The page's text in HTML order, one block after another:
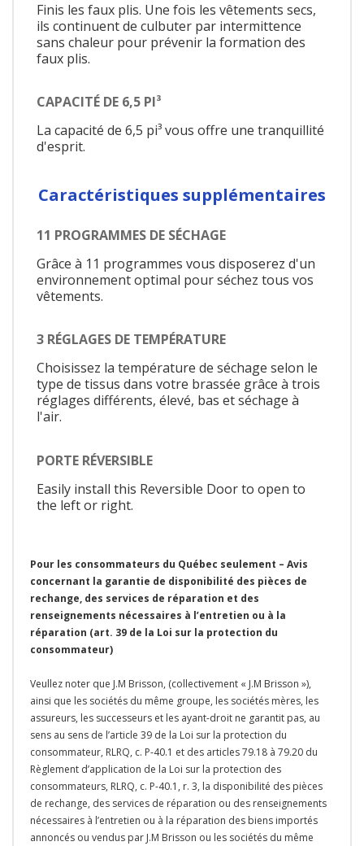
Finis les faux plis. Une fois les vêtements secs,
ils continuent de culbuter par intermittence
sans chaleur pour prévenir la formation des
faux plis.
CAPACITÉ DE 6,5 PI³
La capacité de 6,5 pi³ vous offre une tranquillité
d'esprit.
Caractéristiques supplémentaires
11 PROGRAMMES DE SÉCHAGE
Grâce à 11 programmes vous disposerez d'un
environnement optimal pour séchez tous vos
vêtements.
3 RÉGLAGES DE TEMPÉRATURE
Choisissez la température de séchage selon le
type de tissus dans votre brassée grâce à trois
réglages différents, élevé, bas et séchage à
l'air.
PORTE RÉVERSIBLE
Easily install this Reversible Door to open to
the left or right.
Pour les consommateurs du Québec seulement – Avis
concernant la garantie de disponibilité des pièces de
rechange, des services de réparation et des
renseignements nécessaires à l’entretien ou à la
réparation (art. 39 de la Loi sur la protection du
consommateur)
Veullez noter que J.M Brisson, (collectivement « J.M Brisson »),
ainsi que les sociétés du même groupe, les sociétés mères, les
assureurs, les successeurs et les ayant-droit ne garantit pas, au
sens au sens de l’article 39 de la Loi sur la protection du
consommateur, RLRQ, c. P-40.1 et des articles 79.18 à 79.20 du
Règlement d’application de la Loi sur la protection des
consommateurs, RLRQ, c. P-40.1, r. 3, la disponibilité des pièces
de rechange, des services de réparation ou des renseignements
nécessaires à l’entretien ou à la réparation des biens importés
annoncés ou vendus par J.M Brisson ou les sociétés du même